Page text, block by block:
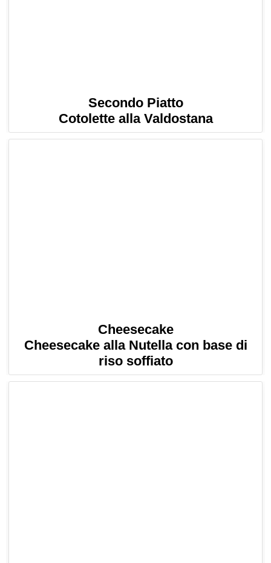
Secondo Piatto
Cotolette alla Valdostana
Cheesecake
Cheesecake alla Nutella con base di
riso soffiato